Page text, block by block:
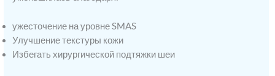
ужесточение на уровне SMAS
Улучшение текстуры кожи
Избегать хирургической подтяжки шеи